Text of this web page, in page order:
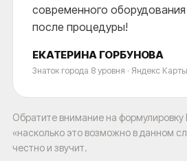
современного
после процедуры!
ЕКАТЕРИНА ГОРБУНОВА
Знаток города 8 уровня · Яндекс Карты
Обратите внимание на
«насколько это возможно в данном
честно и звучит.